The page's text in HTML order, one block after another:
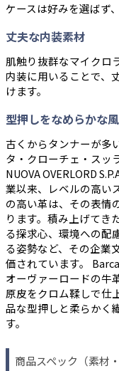
ケースは好みを選ばず
丈夫な内装素材
肌触り抜群なマイクロ
内装に用いることで、
けます。
型押しをなめらかな
古くからタンナーが多
タ・クローチェ・スッ
NUOVA OVERLORD
業以来、レベルの高い
の高い革は、その表情
ります。積み上げてき
る探求心、環境への配
る姿勢など、その企業
価されています。
オーヴァーロードの牛
原皮をクロム鞣しで仕
品な型押しと柔らかく
す。
商品スペック（素材